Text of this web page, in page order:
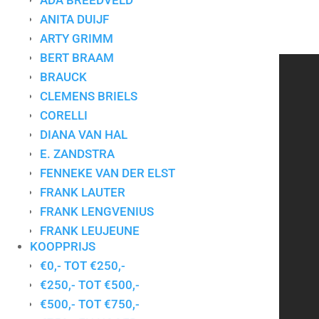
ANITA DUIJF
ARTY GRIMM
BERT BRAAM
BRAUCK
CLEMENS BRIELS
CORELLI
DIANA VAN HAL
E. ZANDSTRA
FENNEKE VAN DER ELST
FRANK LAUTER
FRANK LENGVENIUS
FRANK LEUJEUNE
GERDA ELFRING
GERDIEN DUIJSENS
GERT STRENGHOLT
HANS INNEMEE
KOOPPRIJS
€0,- TOT €250,-
€250,- TOT €500,-
€500,- TOT €750,-
CONTACT
Art for Company
+31-(0)13-5454656
Mobiel: +31-(0)6-24640033
info@artforcompany.nl
BTW: NL001780285B65